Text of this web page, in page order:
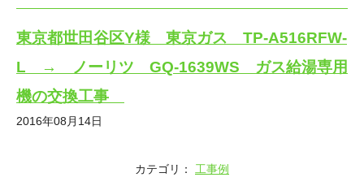
東京都世田谷区Y様 東京ガス TP-A516RFW-
L → ノーリツ GQ-1639WS ガス給湯専用
機の交換工事
2016年08月14日
カテゴリ： 工事例